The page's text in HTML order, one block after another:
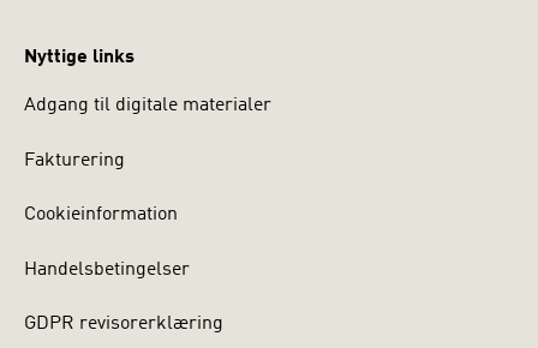
Nyttige links
Adgang til digitale materialer
Fakturering
Cookieinformation
Handelsbetingelser
GDPR revisorerklæring